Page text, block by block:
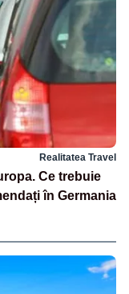
Realitatea Travel
Ce trebuie
în Germania